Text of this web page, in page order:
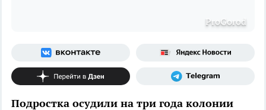
ProGorod
Подростка осудили на три года колонии